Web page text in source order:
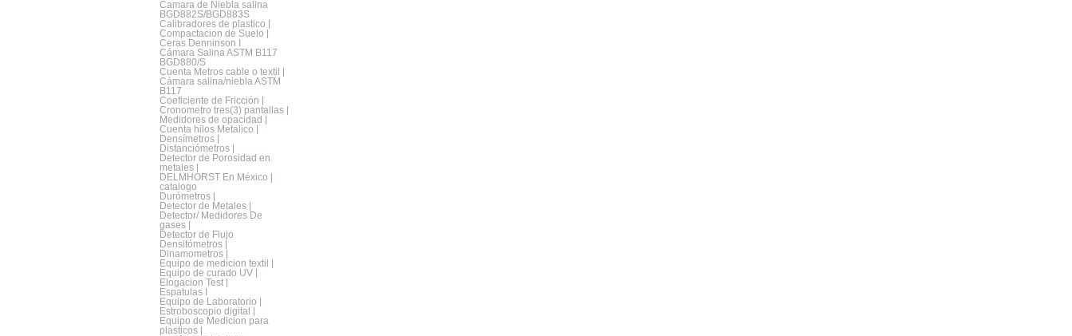
Camara de Niebla salina
BGD882S/BGD883S
Calibradores de plastico |
Compactacion de Suelo |
Ceras Denninson I
Cámara Salina ASTM B117
BGD880/S
Cuenta Metros cable o textil |
Cámara salina/niebla ASTM
B117
Coeficiente de Fricción |
Cronometro tres(3) pantallas |
Medidores de opacidad |
Cuenta hilos Metalico |
Densímetros |
Distanciómetros |
Detector de Porosidad en
metales |
DELMHORST En México |
catalogo
Durómetros |
Detector de Metales |
Detector/ Medidores De
gases |
Detector de Flujo
Densitómetros |
Dinamometros |
Equipo de medicion textil |
Equipo de curado UV |
Elogacion Test |
Espatulas I
Equipo de Laboratorio |
Estroboscopio digital |
Equipo de Medicion para
plasticos |